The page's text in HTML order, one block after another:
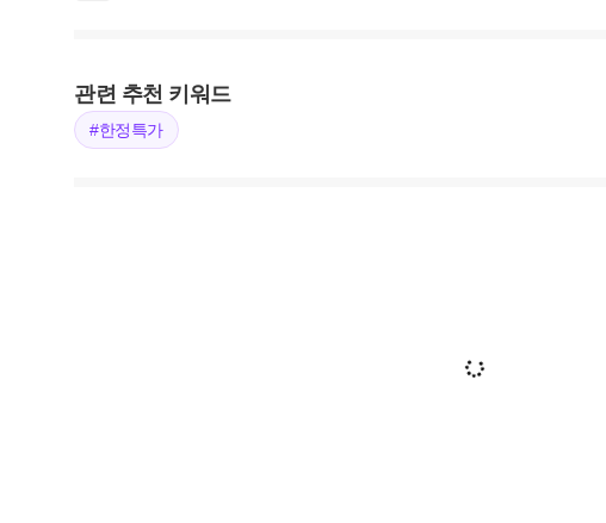
관련 추천 키워드
#한정특가